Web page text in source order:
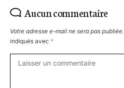
Aucun commentaire
Votre adresse e-mail ne sera pas publiée.
indiqués avec *